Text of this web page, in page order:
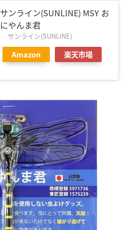
サンライン(SUNLINE) MSY お
にやんま君
サンライン(SUNLINE)
Amazon 楽天市場